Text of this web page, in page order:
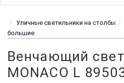
Уличные светильники на столбы
большие
Венчающий
MONACO L